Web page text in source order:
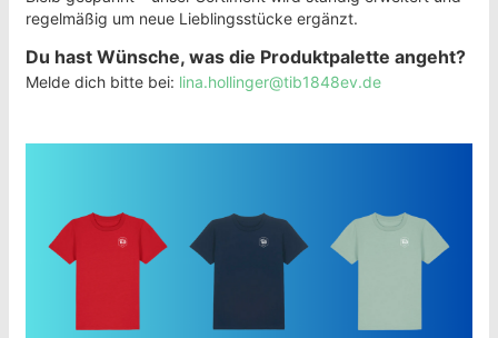
regelmäßig um neue Lieblingsstücke ergänzt.
Du hast Wünsche, was die Produktpalette angeht?
Melde dich bitte bei: lina.hollinger@tib1848ev.de